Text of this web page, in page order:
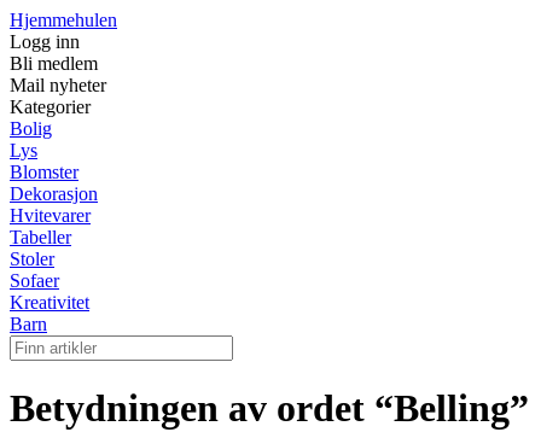
Hjemmehulen
Logg inn
Bli medlem
Mail nyheter
Kategorier
Bolig
Lys
Blomster
Dekorasjon
Hvitevarer
Tabeller
Stoler
Sofaer
Kreativitet
Barn
Betydningen av ordet “Belling”